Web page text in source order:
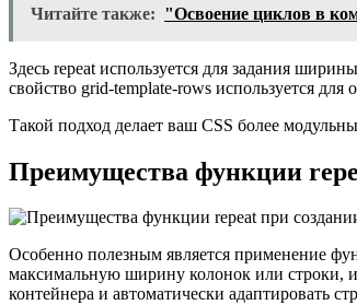
Читайте также: "Освоение циклов в
Здесь repeat используется для задания
свойство grid-template-rows используется
Такой подход делает ваш CSS более
Преимущества функции
Особенно полезным является применение
максимальную ширину колонок или строки,
контейнера и автоматически адаптировать